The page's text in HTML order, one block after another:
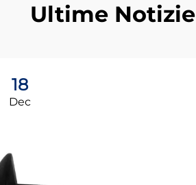
Ultime Notizie
18
Dec